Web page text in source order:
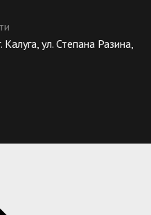
ул. Степана Разина,